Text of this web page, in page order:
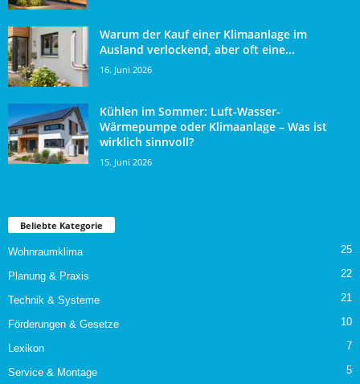
Warum der Kauf einer Klimaanlage im
Ausland verlockend, aber oft eine...
16. Juni 2026
Kühlen im Sommer: Luft-Wasser-
Wärmepumpe oder Klimaanlage – Was ist
wirklich sinnvoll?
15. Juni 2026
Beliebte Kategorie
Wohnraumklima 25
Planung & Praxis 22
Technik & Systeme 21
Förderungen & Gesetze 10
Lexikon 7
Service & Montage 5